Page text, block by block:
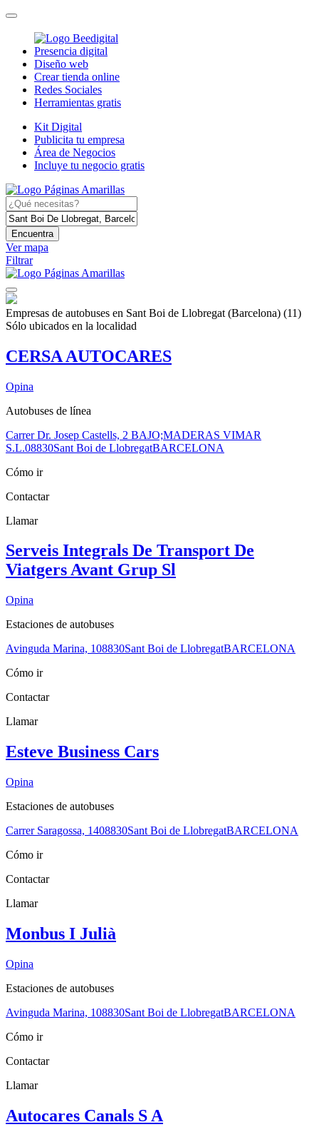
Presencia digital
Diseño web
Crear tienda online
Redes Sociales
Herramientas gratis
Kit Digital
Publicita tu empresa
Área de Negocios
Incluye tu negocio gratis
Encuentra
Ver mapa
Filtrar
Empresas de autobuses en Sant Boi de Llobregat (Barcelona) (11)
Sólo ubicados en la localidad
CERSA AUTOCARES
Opina
Autobuses de línea
Carrer Dr. Josep Castells, 2 BAJO;MADERAS VIMAR
S.L.08830Sant Boi de LlobregatBARCELONA
Cómo ir
Contactar
Llamar
Serveis Integrals De Transport De
Viatgers Avant Grup Sl
Opina
Estaciones de autobuses
Avinguda Marina, 108830Sant Boi de LlobregatBARCELONA
Cómo ir
Contactar
Llamar
Esteve Business Cars
Opina
Estaciones de autobuses
Carrer Saragossa, 1408830Sant Boi de LlobregatBARCELONA
Cómo ir
Contactar
Llamar
Monbus I Julià
Opina
Estaciones de autobuses
Avinguda Marina, 108830Sant Boi de LlobregatBARCELONA
Cómo ir
Contactar
Llamar
Autocares Canals S A